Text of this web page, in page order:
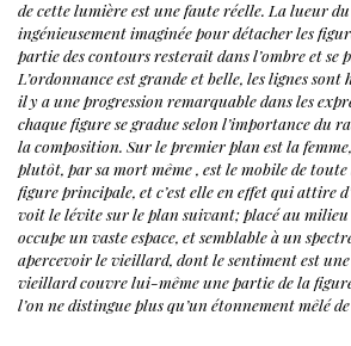
de cette lumière est une faute réelle. La lueur
ingénieusement imaginée pour détacher les
partie des contours resterait dans l’ombre et se
L’ordonnance est grande et belle, les lignes sont
il y a une progression remarquable dans les
chaque figure se gradue selon l’importance du
la composition. Sur le premier plan est la
plutôt, par sa mort même , est le mobile de toute
figure principale, et c’est elle en effet qui attire
voit le lévite sur le plan suivant; placé au
occupe un vaste espace, et semblable à un
apercevoir le vieillard, dont le sentiment est
vieillard couvre lui-même une partie de la
l’on ne distingue plus qu’un étonnement mêlé